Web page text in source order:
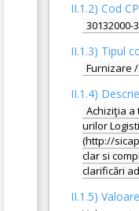
II.1.2) Cod
30132000-
II.1.3) Tipul
Furnizare
II.1.4)
Achiziţia a
urilor
(http://
clar si
clarificări
II.1.5)